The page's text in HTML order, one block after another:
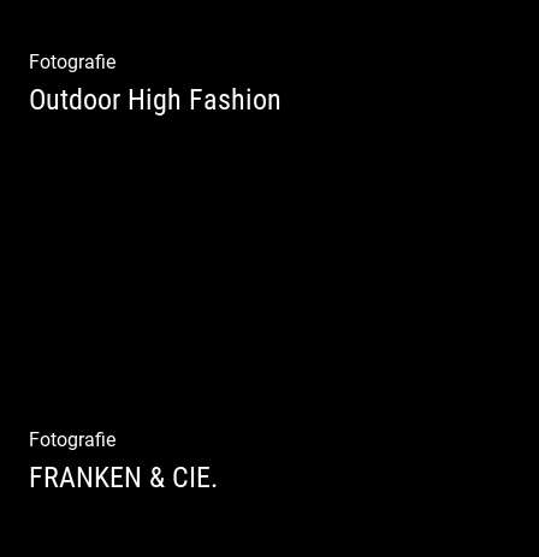
Fotografie
Outdoor High Fashion
Fotografie
FRANKEN & CIE.